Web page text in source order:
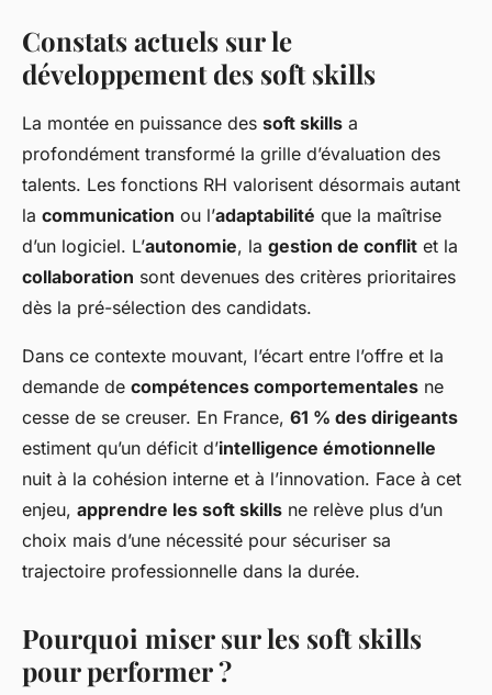
Constats actuels sur le
développement des soft skills
La montée en puissance des soft skills a
profondément transformé la grille d’évaluation des
talents. Les fonctions RH valorisent désormais autant
la communication ou l’adaptabilité que la maîtrise
d’un logiciel. L’autonomie, la gestion de conflit et la
collaboration sont devenues des critères prioritaires
dès la pré-sélection des candidats.
Dans ce contexte mouvant, l’écart entre l’offre et la
demande de compétences comportementales ne
cesse de se creuser. En France, 61 % des dirigeants
estiment qu’un déficit d’intelligence émotionnelle
nuit à la cohésion interne et à l’innovation. Face à cet
enjeu, apprendre les soft skills ne relève plus d’un
choix mais d’une nécessité pour sécuriser sa
trajectoire professionnelle dans la durée.
Pourquoi miser sur les soft skills
pour performer ?